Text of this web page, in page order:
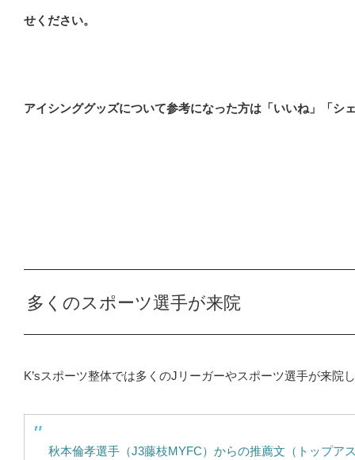
せください。
アイシンググッズについて参考になった方は「いいね」「シ
多くのスポーツ選手が来院
K’sスポーツ整体では多くのJリーガーやスポーツ選手が来院
秋本倫孝選手（J3藤枝MYFC）からの推薦文（トップア